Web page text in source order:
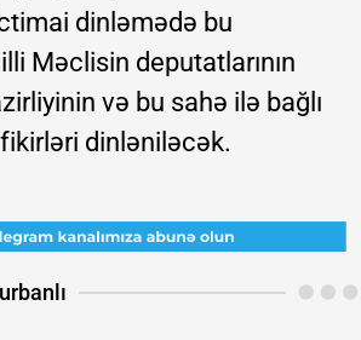
dinləmədə bu
Məclisin deputatlarının
və bu sahə ilə bağlı
dinləniləcək.